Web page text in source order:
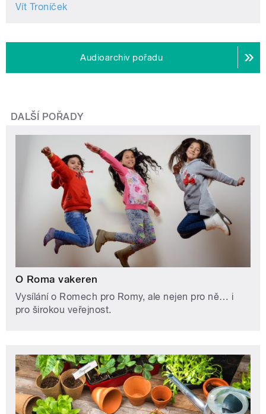
Vít Troníček
Audioarchiv pořadu
DALŠÍ POŘADY
O Roma vakeren
Vysílání o Romech pro Romy, ale nejen pro ně… i
pro širokou veřejnost.